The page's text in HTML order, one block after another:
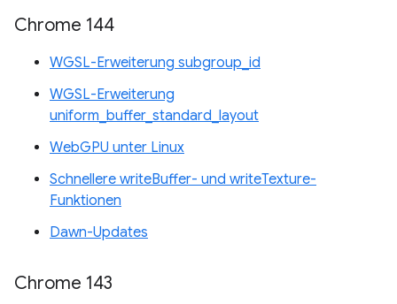
Chrome 144
WGSL-Erweiterung subgroup_id
WGSL-Erweiterung
uniform_buffer_standard_layout
WebGPU unter Linux
Schnellere writeBuffer- und writeTexture-
Funktionen
Dawn-Updates
Chrome 143